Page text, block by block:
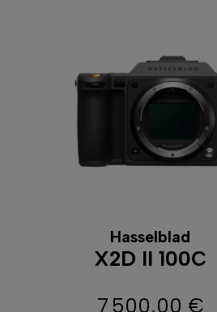
Hasselblad
X2D II 100C
7 500,00 €